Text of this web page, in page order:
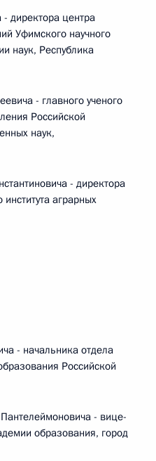
директора центра
Уфимского научного
наук, Республика
- главного ученого
Российской
наук,
- директора
аграрных
- начальника отдела
Российской
- вице-
образования, город